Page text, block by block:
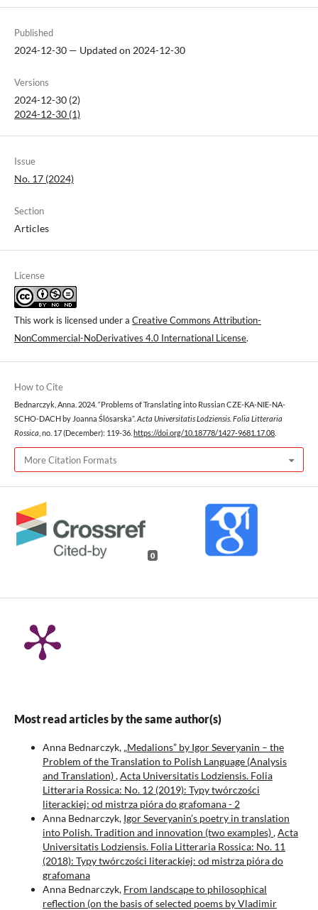
Published
2024-12-30 — Updated on 2024-12-30
Versions
2024-12-30 (2)
2024-12-30 (1)
Issue
No. 17 (2024)
Section
Articles
License
This work is licensed under a Creative Commons Attribution-
NonCommercial-NoDerivatives 4.0 International License.
How to Cite
Bednarczyk, Anna. 2024. “Problems of Translating into Russian CZE-KA-NIE-NA-
SCHO-DACH by Joanna Ślósarska”. Acta Universitatis Lodziensis. Folia Litteraria
Rossica , no. 17 (December): 119-36. https://doi.org/10.18778/1427-9681.17.08
More Citation Formats
0
Most read articles by the same author(s)
Anna Bednarczyk, „Medalions” by Igor Severyanin – the
Problem of the Translation to Polish Language (Analysis
and Translation),Acta Universitatis Lodziensis. Folia
Litteraria Rossica: No. 12 (2019): Typy twórczości
literackiej: od mistrza pióra do grafomana - 2
Anna Bednarczyk, Igor Severyanin’s poetry in translation
into Polish. Tradition and innovation (two examples),Acta
Universitatis Lodziensis. Folia Litteraria Rossica: No. 11
(2018): Typy twórczości literackiej: od mistrza pióra do
grafomana
Anna Bednarczyk, From landscape to philosophical
reflection (on the basis of selected poems by Vladimir